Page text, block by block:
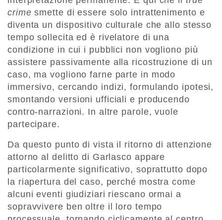
crime smette di essere solo intrattenimento e
diventa un dispositivo culturale che allo stesso
tempo sollecita ed è rivelatore di una
condizione in cui i pubblici non vogliono più
assistere passivamente alla ricostruzione di un
caso, ma vogliono farne parte in modo
immersivo, cercando indizi, formulando ipotesi,
smontando versioni ufficiali e producendo
contro-narrazioni. In altre parole, vuole
partecipare.
Da questo punto di vista il ritorno di attenzione
attorno al delitto di Garlasco appare
particolarmente significativo, soprattutto dopo
la riapertura del caso, perché mostra come
alcuni eventi giudiziari riescano ormai a
sopravvivere ben oltre il loro tempo